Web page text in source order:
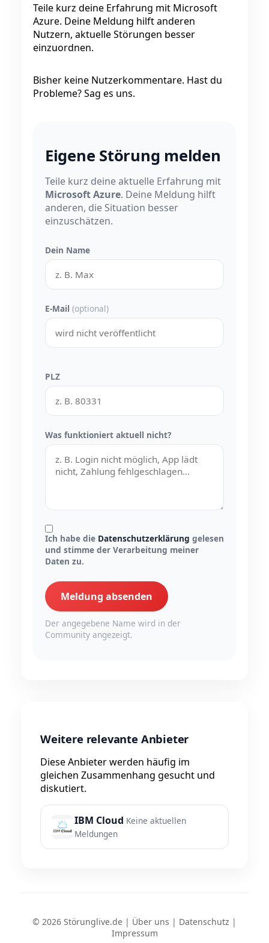
Teile kurz deine Erfahrung mit Microsoft
Azure. Deine Meldung hilft anderen
Nutzern, aktuelle Störungen besser
einzuordnen.
Bisher keine Nutzerkommentare. Hast du
Probleme? Sag es uns.
Eigene Störung melden
Teile kurz deine aktuelle Erfahrung mit
Microsoft Azure. Deine Meldung hilft
anderen, die Situation besser
einzuschätzen.
Dein Name
E-Mail (optional)
PLZ
Was funktioniert aktuell nicht?
Ich habe die Datenschutzerklärung gelesen
und stimme der Verarbeitung meiner
Daten zu.
Meldung absenden
Der angegebene Name wird in der
Community angezeigt.
Weitere relevante Anbieter
Diese Anbieter werden häufig im
gleichen Zusammenhang gesucht und
diskutiert.
IBM Cloud Keine aktuellen
Meldungen
© 2026 Störunglive.de | Über uns | Datenschutz |
Impressum